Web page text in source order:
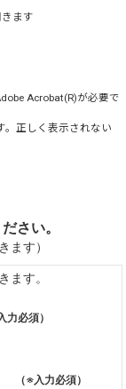
ます
Acrobat(R)が必要で
。正しく表示されない